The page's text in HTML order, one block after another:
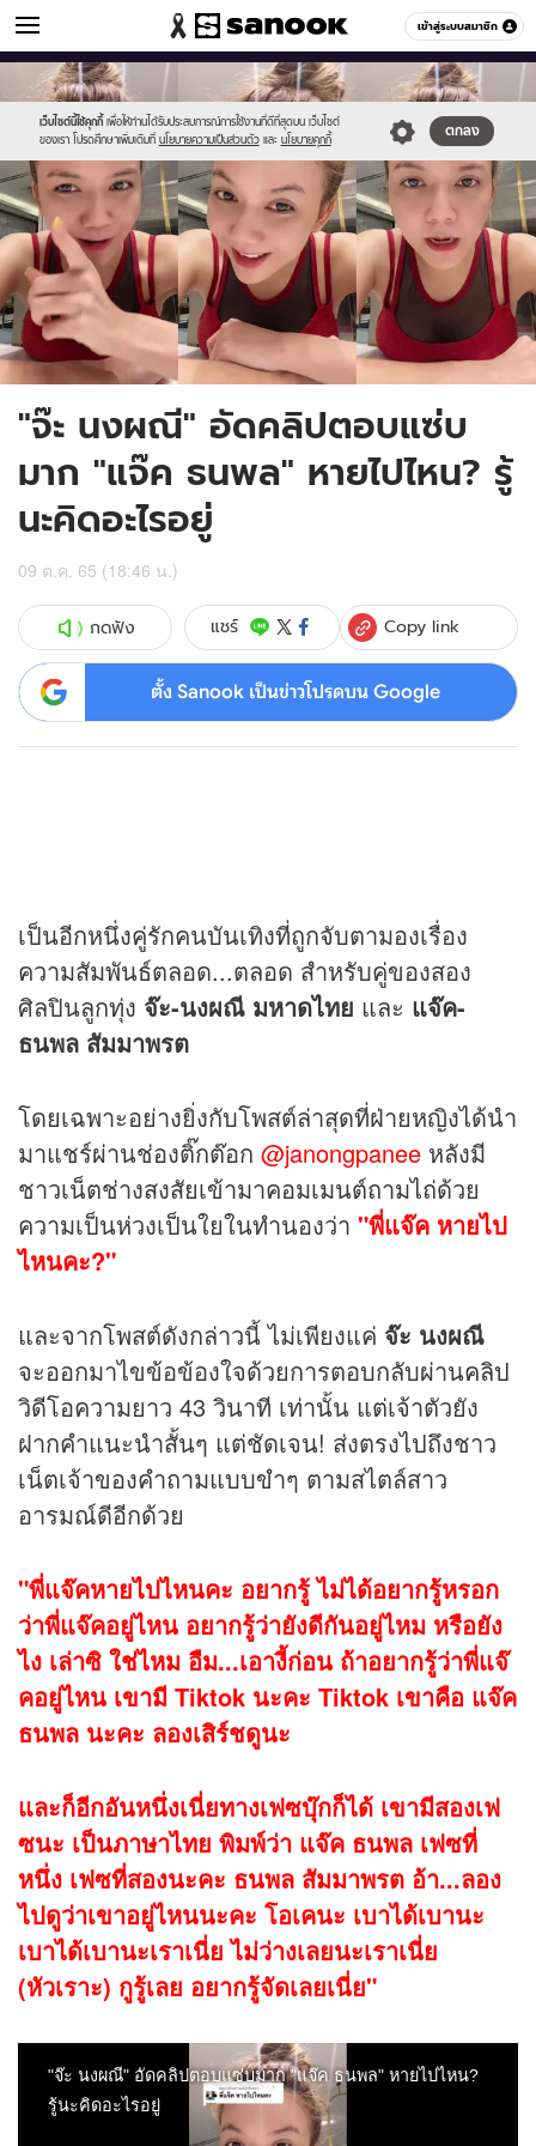
เข้าสู่ระบบสมาชิก
ข่าวบันเทิง หมวดอื่นๆ
เว็บไซต์นี้ใช้คุกกี้ เพื่อให้ท่านได้รับประสบการณ์การใช้งานที่ดีที่สุดบน เว็บไซต์
ของเรา โปรดศึกษาเพิ่มเติมที่ นโยบายความเป็นส่วนตัว และ นโยบายคุกกี้
ตกลง
Sanook
//s.isanook.com/sr/0/images/logo-
new-
sanook.png
600
//s.isanook.com/ns/0/ud/1727/8636730/7.jpg
"จ๊ะ นงผณี" อัดคลิปตอบแซ่บ
มาก "แจ๊ค ธนพล" หายไปไหน? รู้
นะคิดอะไรอยู่
09 ต.ค. 65 (18:46 น.)
กดฟัง แชร์ Copy link
ตั้ง Sanook เป็นข่าวโปรดบน Google
เป็นอีกหนึ่งคู่รักคนบันเทิงที่ถูกจับตามองเรื่อง
ความสัมพันธ์ตลอด...ตลอด สำหรับคู่ของสอง
ศิลปินลูกทุ่ง จ๊ะ-นงผณี มหาดไทย และ แจ๊ค-
ธนพล สัมมาพรต
โดยเฉพาะอย่างยิ่งกับโพสต์ล่าสุดที่ฝ่ายหญิงได้นำ
มาแชร์ผ่านช่องติ๊กต๊อก @janongpanee หลังมี
ชาวเน็ตช่างสงสัยเข้ามาคอมเมนต์ถามไถ่ด้วย
ความเป็นห่วงเป็นใยในทำนองว่า "พี่แจ๊ค หายไป
ไหนคะ?"
และจากโพสต์ดังกล่าวนี้ ไม่เพียงแค่ จ๊ะ นงผณี
จะออกมาไขข้อข้องใจด้วยการตอบกลับผ่านคลิป
วิดีโอความยาว 43 วินาที เท่านั้น แต่เจ้าตัวยัง
ฝากคำแนะนำสั้นๆ แต่ชัดเจน! ส่งตรงไปถึงชาว
เน็ตเจ้าของคำถามแบบขำๆ ตามสไตล์สาว
อารมณ์ดีอีกด้วย
"พี่แจ๊คหายไปไหนคะ อยากรู้ ไม่ได้อยากรู้หรอก
ว่าพี่แจ๊คอยู่ไหน อยากรู้ว่ายังดีกันอยู่ไหม หรือยัง
ไง เล่าซิ ใช่ไหม อืม...เอางี้ก่อน ถ้าอยากรู้ว่าพี่แจ๊
คอยู่ไหน เขามี Tiktok นะคะ Tiktok เขาคือ แจ๊ค
ธนพล นะคะ ลองเสิร์ชดูนะ
และก็อีกอันหนึ่งเนี่ยทางเฟซบุ๊กก็ได้ เขามีสองเฟ
ซนะ เป็นภาษาไทย พิมพ์ว่า แจ๊ค ธนพล เฟซที่
หนึ่ง เฟซที่สองนะคะ ธนพล สัมมาพรต อ้า...ลอง
ไปดูว่าเขาอยู่ไหนนะคะ โอเคนะ เบาได้เบานะ
เบาได้เบานะเราเนี่ย ไม่ว่างเลยนะเราเนี่ย
(หัวเราะ) กูรู้เลย อยากรู้จัดเลยเนี่ย"